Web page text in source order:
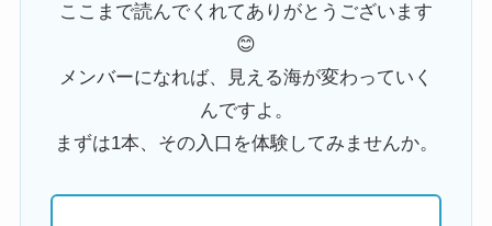
ここまで読んでくれてありがとうございます
😊
メンバーになれば、見える海が変わっていく
んですよ。
まずは1本、その入口を体験してみませんか。